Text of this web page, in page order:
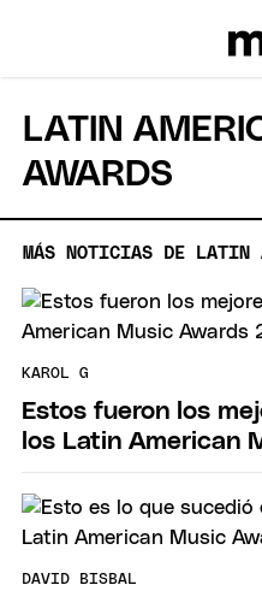
LATIN
AWARDS
MÁS NOTICIAS DE LATIN
KAROL G
Estos fueron los
los Latin American
DAVID BISBAL